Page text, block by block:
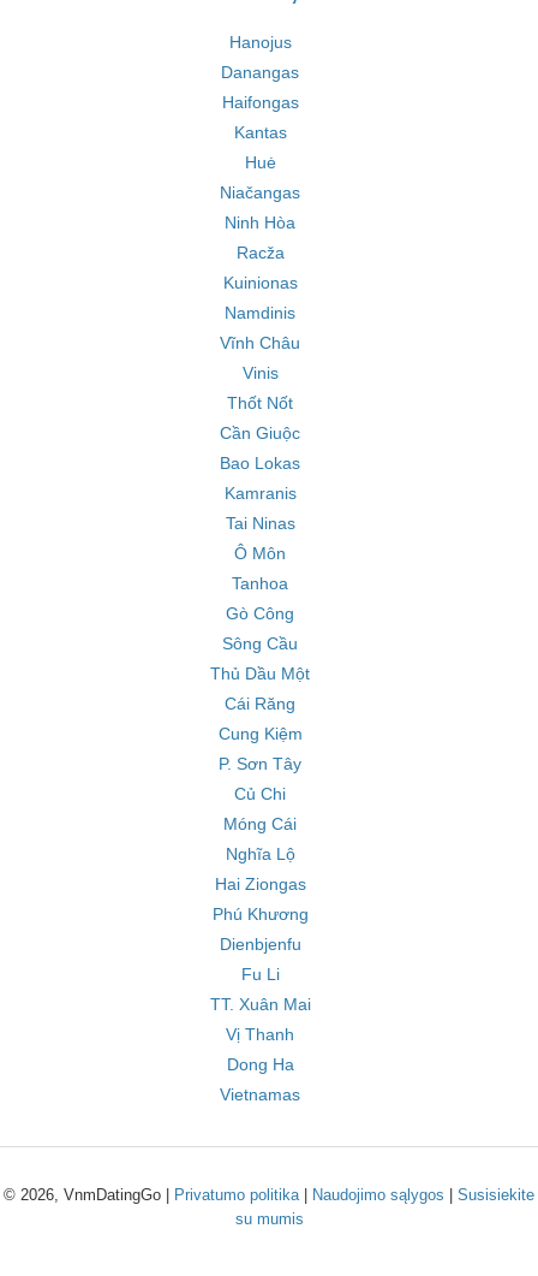
Hanojus
Danangas
Haifongas
Kantas
Huė
Niačangas
Ninh Hòa
Racža
Kuinionas
Namdinis
Vĩnh Châu
Vinis
Thốt Nốt
Cần Giuộc
Bao Lokas
Kamranis
Tai Ninas
Ô Môn
Tanhoa
Gò Công
Sông Cầu
Thủ Dầu Một
Cái Răng
Cung Kiệm
P. Sơn Tây
Củ Chi
Móng Cái
Nghĩa Lộ
Hai Ziongas
Phú Khương
Dienbjenfu
Fu Li
TT. Xuân Mai
Vị Thanh
Dong Ha
Vietnamas
© 2026, VnmDatingGo | Privatumo politika| Naudojimo sąlygos
Susisiekite
su mumis